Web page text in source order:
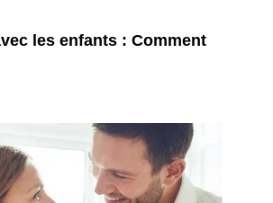
les enfants : Comment